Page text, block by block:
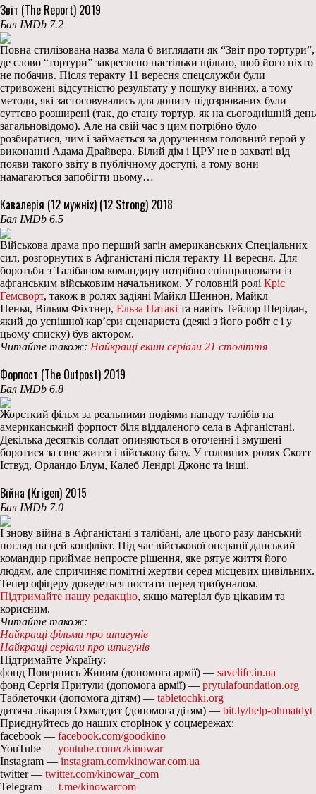
Звіт (The Report) 2019
Бал IMDb 7.2
Повна стилізована назва мала б виглядати як “Звіт про тортури”,
де слово “тортури” закреслено настільки щільно, щоб його ніхто
не побачив. Після теракту 11 вересня спецслужби були
стривожені відсутністю результату у пошуку винних, а тому
методи, які застосовувались для допиту підозрюваних були
суттєво розширені (так, до стану тортур, як на сьогоднішній день
загальновідомо). Але на свій час з цим потрібно було
розбиратися, чим і займається за дорученням головний герой у
виконанні Адама Драйвера. Білий дім і ЦРУ не в захваті від
появи такого звіту в публічному доступі, а тому вони
намагаються запобігти цьому…
Кавалерія (12 мужніх) (12 Strong) 2018
Бал IMDb 6.5
Військова драма про перший загін американських Спеціальних
сил, розгорнутих в Афганістані після теракту 11 вересня. Для
боротьби з Талібаном командиру потрібно співпрацювати із
афганським військовим начальником. У головній ролі Кріс
Гемсворт, також в ролях задіяні Майкл Шеннон, Майкл
Пенья, Вільям Фіхтнер, Ельза Патакі та навіть Тейлор Шерідан,
який до успішної кар’єри сценариста (деякі з його робіт є і у
цьому списку) був актором.
Читайте також: Найкращі екшн серіали 21 століття
Форпост (The Outpost) 2019
Бал IMDb 6.8
Жорсткий фільм за реальними подіями нападу талібів на
американський форпост біля віддаленого села в Афганістані.
Декілька десятків солдат опиняються в оточенні і змушені
боротися за своє життя і військову базу. У головних ролях Скотт
Іствуд, Орландо Блум, Калеб Лендрі Джонс та інші.
Війна (Krigen) 2015
Бал IMDb 7.0
І знову війна в Афганістані з талібані, але цього разу данський
погляд на цей конфлікт. Під час військової операції данський
командир приймає непросте рішення, яке рятує життя його
людям, але спричиняє помітні жертви серед місцевих цивільних.
Тепер офіцеру доведеться постати перед трибуналом.
Підтримайте нашу редакцію, якщо матеріал був цікавим та
корисним.
Читайте також:
Найкращі фільми про шпигунів
Найкращі серіали про шпигунів
Підтримайте Україну:
фонд Повернись Живим (допомога армії) — savelife.in.ua
фонд Сергія Притули (допомога армії) — prytulafoundation.org
Таблеточки (допомога дітям) — tabletochki.org
дитяча лікарня Охматдит (допомога дітям) — bit.ly/help-ohmatdyt
Приєднуйтесь до наших сторінок у соцмережах:
facebook — facebook.com/goodkino
YouTube — youtube.com/c/kinowar
Instagram — instagram.com/kinowar.com.ua
twitter — twitter.com/kinowar_com
Telegram — t.me/kinowarcom